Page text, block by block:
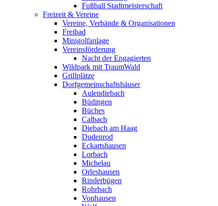
Fußball Stadtmeisterschaft
Freizeit & Vereine
Vereine, Verbände & Organisationen
Freibad
Minigolfanlage
Vereinsförderung
Nacht der Engagierten
Wildpark mit TraumWald
Grillplätze
Dorfgemeinschaftshäuser
Aulendiebach
Büdingen
Büches
Calbach
Diebach am Haag
Dudenrod
Eckartshausen
Lorbach
Michelau
Orleshausen
Rinderbügen
Rohrbach
Vonhausen